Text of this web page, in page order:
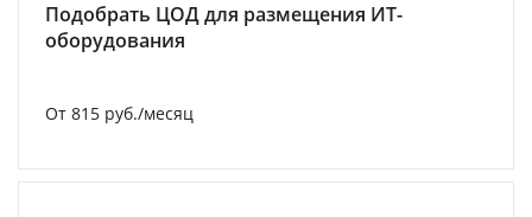
Подобрать ЦОД для размещения ИТ-
оборудования
От 815 руб./месяц